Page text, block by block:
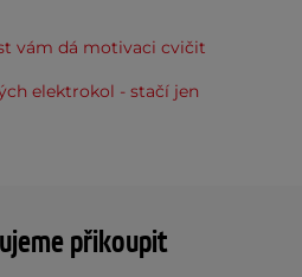
přikoupit
vám dá motivaci cvičit
elektrokol - stačí jen